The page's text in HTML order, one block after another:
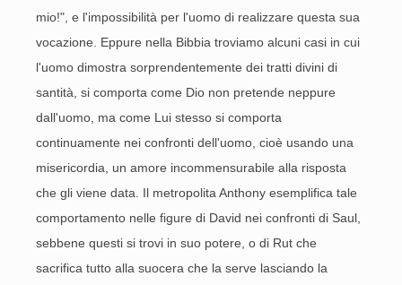
mio!", e l'impossibilità per l'uomo di realizzare questa sua
vocazione. Eppure nella Bibbia troviamo alcuni casi in cui
l'uomo dimostra sorprendentemente dei tratti divini di
santità, si comporta come Dio non pretende neppure
dall'uomo, ma come Lui stesso si comporta
continuamente nei confronti dell'uomo, cioè usando una
misericordia, un amore incommensurabile alla risposta
che gli viene data. Il metropolita Anthony esemplifica tale
comportamento nelle figure di David nei confronti di Saul,
sebbene questi si trovi in suo potere, o di Rut che
sacrifica tutto alla suocera che la serve lasciando la